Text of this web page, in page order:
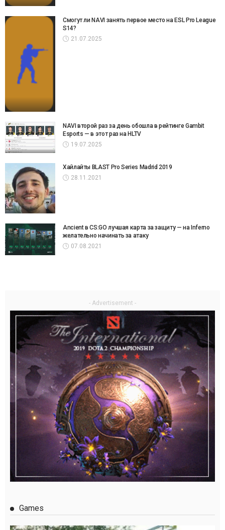
Смогут ли NAVI занять первое место на ESL Pro League
S14?
21.07.2025
NAVI второй раз за день обошла в рейтинге Gambit
Esports — в этот раз на HLTV
19.07.2025
Хайлайты BLAST Pro Series Madrid 2019
28.11.2021
Ancient в CS:GO лучшая карта за защиту — на Inferno
желательно начинать за атаку
07.08.2021
- Advertisement -
Games